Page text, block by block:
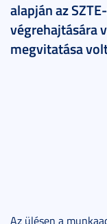
alapján az
végrehajtására
megvitatása
Az ülésen a